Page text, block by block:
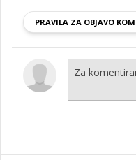
PRAVILA ZA OBJAVO